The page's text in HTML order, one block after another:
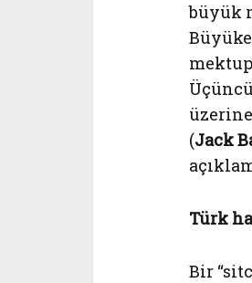
büyük
(Jack
Türk
Bir